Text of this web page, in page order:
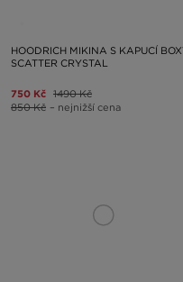
HOODRICH MIKINA S KAPUCÍ
SCATTER CRYSTAL
750 Kč 1490 Kč
850 Kč – nejnižší cena